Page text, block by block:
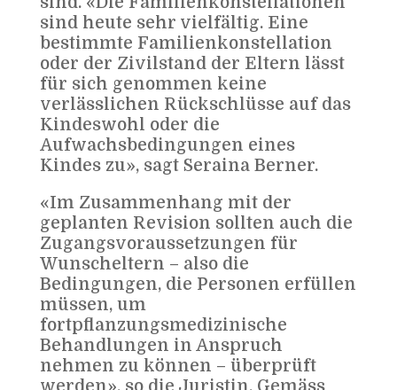
sind heute sehr vielfältig. Eine
bestimmte Familienkonstellation
oder der Zivilstand der Eltern lässt
für sich genommen keine
verlässlichen Rückschlüsse auf das
Kindeswohl oder die
Aufwachsbedingungen eines
Kindes zu», sagt Seraina Berner.
«Im Zusammenhang mit der
geplanten Revision sollten auch die
Zugangsvoraussetzungen für
Wunscheltern – also die
Bedingungen, die Personen erfüllen
müssen, um
fortpflanzungsmedizinische
Behandlungen in Anspruch
nehmen zu können – überprüft
werden», so die Juristin. Gemäss